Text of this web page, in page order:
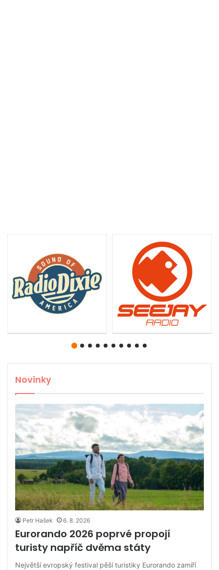
Novinky
Petr Hašek 6. 8. 2026
Eurorando 2026 poprvé propojí
turisty napříč dvěma státy
Největší evropský festival pěší turistiky Eurorando zamíří